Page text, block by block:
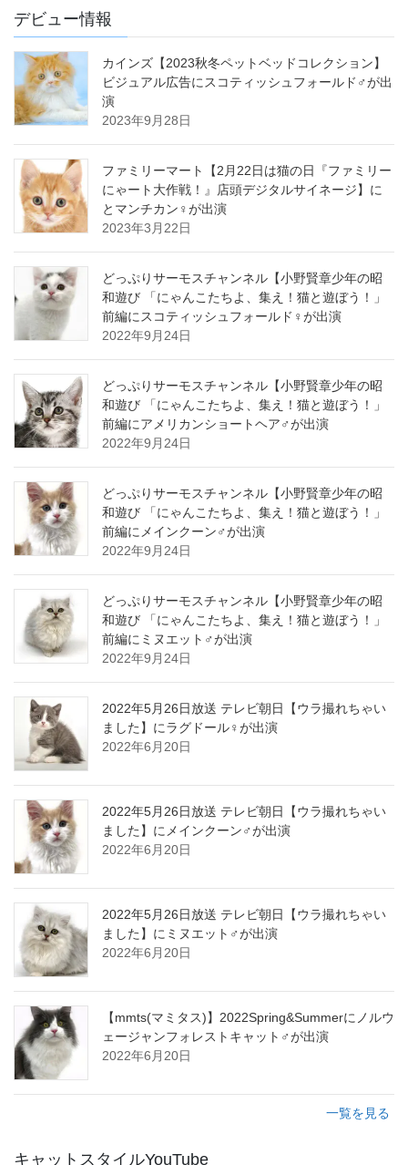
デビュー情報
カインズ【2023秋冬ペットベッドコレクション】
ビジュアル広告にスコティッシュフォールド♂が出
演
2023年9月28日
ファミリーマート【2月22日は猫の日『ファミリー
にゃート大作戦！』店頭デジタルサイネージ】に
とマンチカン♀が出演
2023年3月22日
どっぷりサーモスチャンネル【小野賢章少年の昭
和遊び 「にゃんこたちよ、集え！猫と遊ぼう！」
前編にスコティッシュフォールド♀が出演
2022年9月24日
どっぷりサーモスチャンネル【小野賢章少年の昭
和遊び 「にゃんこたちよ、集え！猫と遊ぼう！」
前編にアメリカンショートヘア♂が出演
2022年9月24日
どっぷりサーモスチャンネル【小野賢章少年の昭
和遊び 「にゃんこたちよ、集え！猫と遊ぼう！」
前編にメインクーン♂が出演
2022年9月24日
どっぷりサーモスチャンネル【小野賢章少年の昭
和遊び 「にゃんこたちよ、集え！猫と遊ぼう！」
前編にミヌエット♂が出演
2022年9月24日
2022年5月26日放送 テレビ朝日【ウラ撮れちゃい
ました】にラグドール♀が出演
2022年6月20日
2022年5月26日放送 テレビ朝日【ウラ撮れちゃい
ました】にメインクーン♂が出演
2022年6月20日
2022年5月26日放送 テレビ朝日【ウラ撮れちゃい
ました】にミヌエット♂が出演
2022年6月20日
【mmts(マミタス)】2022Spring&Summerにノルウ
ェージャンフォレストキャット♂が出演
2022年6月20日
一覧を見る
キャットスタイルYouTube